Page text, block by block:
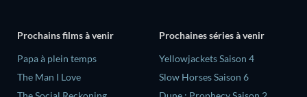
Prochains films à venir
‎Papa à plein temps
The Man I Love
Prochaines séries à venir
Yellowjackets Saison 4
Slow Horses Saison 6